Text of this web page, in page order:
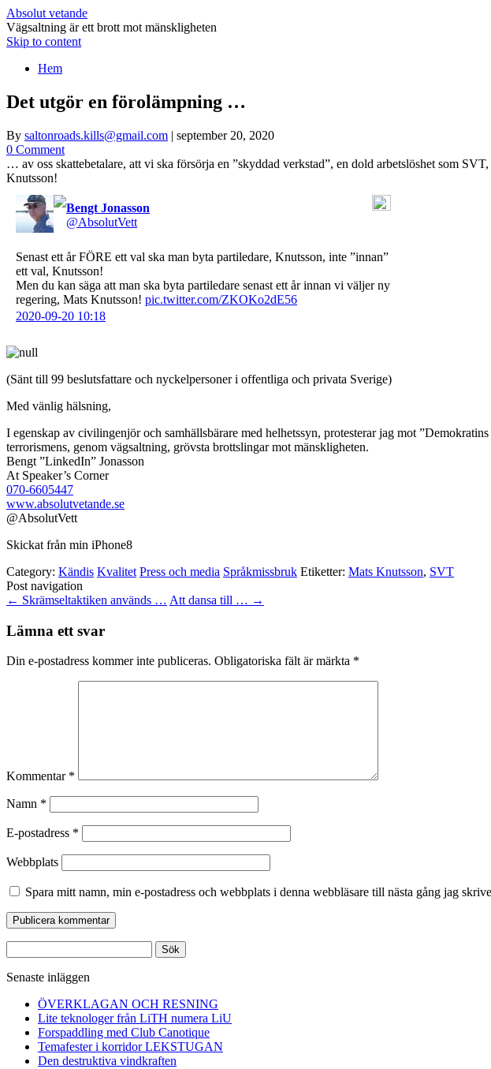
Absolut vetande
Vägsaltning är ett brott mot mänskligheten
Skip to content
Hem
Det utgör en förolämpning …
By saltonroads.kills@gmail.com | september 20, 2020
0 Comment
… av oss skattebetalare, att vi ska försörja en ”skyddad verkstad”, en dold arbetslöshet som
Knutsson!
Bengt Jonasson
⁦‪@AbsolutVett‬⁩
Senast ett år FÖRE ett val ska man byta partiledare, Knutsson, inte ”innan”
ett val, Knutsson!
Men du kan säga att man ska byta partiledare senast ett år innan vi väljer ny
regering, Mats Knutsson! pic.twitter.com/ZKOKo2dE56
2020-09-20 10:18
(Sänt till 99 beslutsfattare och nyckelpersoner i offentliga och privata Sverige)
Med vänlig hälsning,
I egenskap av civilingenjör och samhällsbärare med helhetssyn, protesterar jag mot
terrorismens, genom vägsaltning, grövsta brottslingar mot mänskligheten.
Bengt ”LinkedIn” Jonasson
At Speaker’s Corner
070-6605447
www.absolutvetande.se
@AbsolutVett
Skickat från min iPhone8
Category: Kändis Kvalitet Press och media Språkmissbruk Etiketter: Mats Knutsson, SVT
Post navigation
← Skrämseltaktiken används … Att dansa till … →
Lämna ett svar
Din e-postadress kommer inte publiceras. Obligatoriska fält är märkta *
Kommentar *
Namn *
E-postadress *
Webbplats
Spara mitt namn, min e-postadress och webbplats i denna webbläsare till nästa gång jag
efter:
Senaste inläggen
ÖVERKLAGAN OCH RESNING
Lite teknologer från LiTH numera LiU
Forspaddling med Club Canotique
Temafester i korridor LEKSTUGAN
Den destruktiva vindkraften